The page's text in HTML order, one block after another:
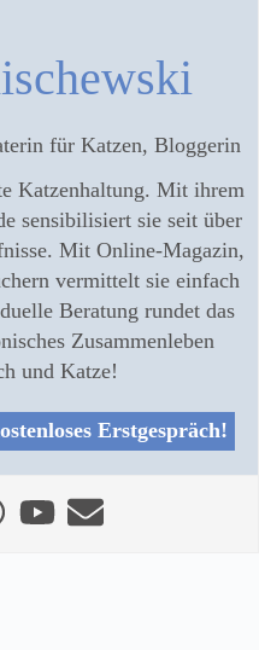
für Katzen, Bloggerin
Katzenhaltung. Mit ihrem
sensibilisiert sie seit über
Mit Online-Magazin,
vermittelt sie einfach
Beratung rundet das
Zusammenleben
und Katze!
Erstgespräch!